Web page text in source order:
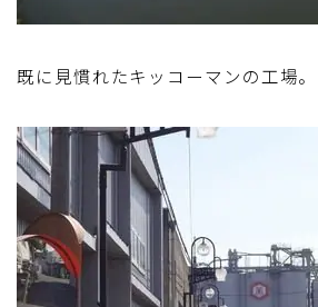
既に見慣れたキッコーマンの工場。